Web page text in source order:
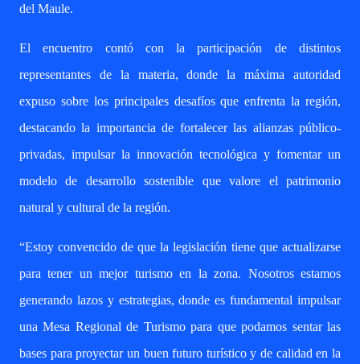
del Maule.
El encuentro contó con la participación de distintos
representantes de la materia, donde la máxima autoridad
expuso sobre los principales desafíos que enfrenta la región,
destacando la importancia de fortalecer las alianzas público-
privadas, impulsar la innovación tecnológica y fomentar un
modelo de desarrollo sostenible que valore el patrimonio
natural y cultural de la región.
“Estoy convencido de que la legislación tiene que actualizarse
para tener un mejor turismo en la zona. Nosotros estamos
generando lazos y estrategias, donde es fundamental impulsar
una Mesa Regional de Turismo para que podamos sentar las
bases para proyectar un buen futuro turístico y de calidad en la